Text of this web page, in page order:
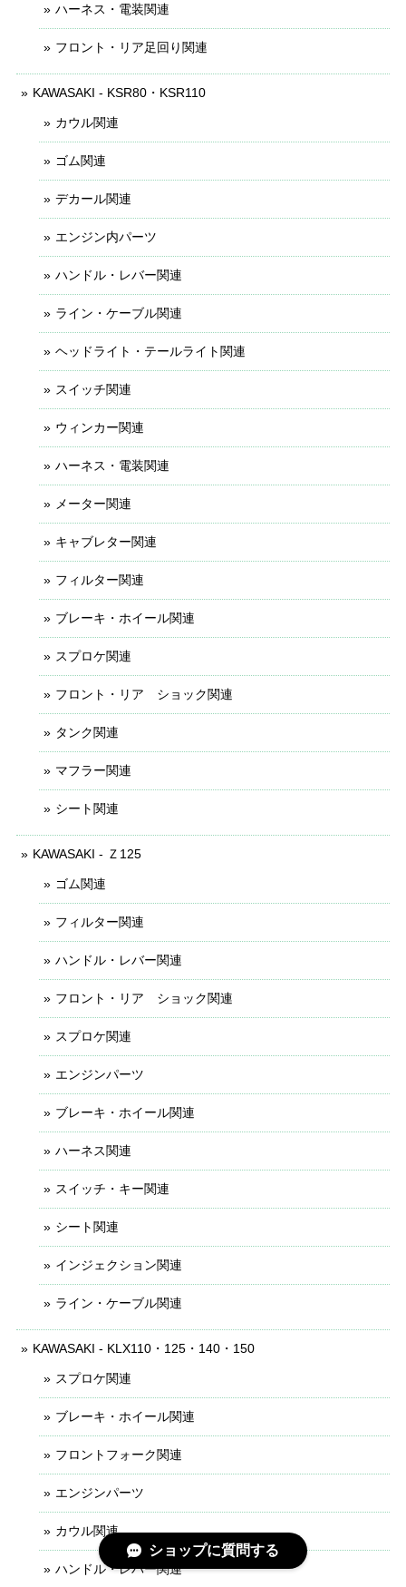
ハーネス・電装関連
フロント・リア足回り関連
KAWASAKI - KSR80・KSR110
カウル関連
ゴム関連
デカール関連
エンジン内パーツ
ハンドル・レバー関連
ライン・ケーブル関連
ヘッドライト・テールライト関連
スイッチ関連
ウィンカー関連
ハーネス・電装関連
メーター関連
キャブレター関連
フィルター関連
ブレーキ・ホイール関連
スプロケ関連
フロント・リア ショック関連
タンク関連
マフラー関連
シート関連
KAWASAKI - Ｚ125
ゴム関連
フィルター関連
ハンドル・レバー関連
フロント・リア ショック関連
スプロケ関連
エンジンパーツ
ブレーキ・ホイール関連
ハーネス関連
スイッチ・キー関連
シート関連
インジェクション関連
ライン・ケーブル関連
KAWASAKI - KLX110・125・140・150
スプロケ関連
ブレーキ・ホイール関連
フロントフォーク関連
エンジンパーツ
カウル関連
ハンドル・レバー関連
ショップに質問する